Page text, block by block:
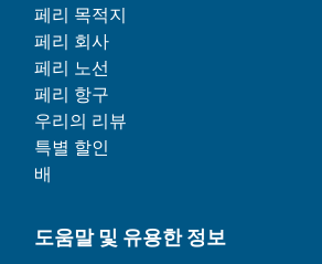
페리 목적지
페리 회사
페리 노선
페리 항구
우리의 리뷰
특별 할인
배
도움말 및 유용한 정보